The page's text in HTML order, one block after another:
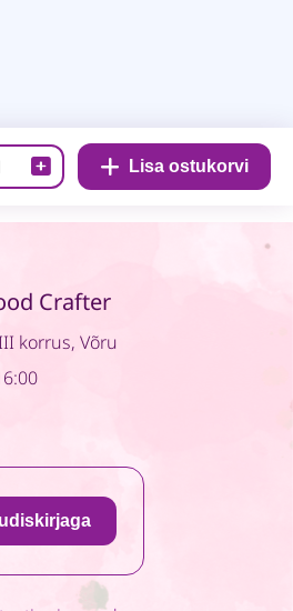
Lisa ostukorvi
Crafter
korrus, Võru